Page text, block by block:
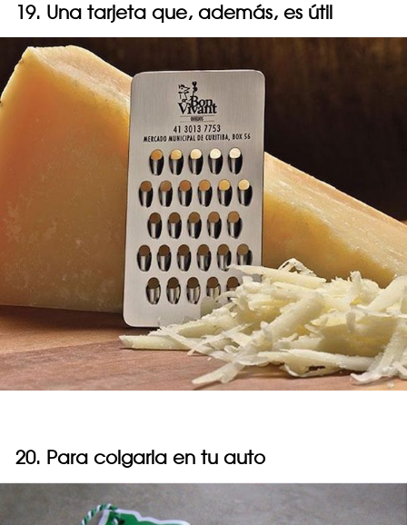
19. Una tarjeta que, además, es útil
20. Para colgarla en tu auto